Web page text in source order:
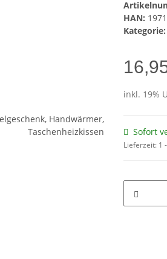
HAN:
Kategorie:
inkl. 19%
Sofort
Lieferzeit: 1